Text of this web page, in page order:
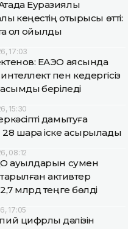
Еуразиялық
кеңестің отырысы өтті:
қол қойылды
17:03
ЕАЭО аясында
пен кедергісіз
беріледі
15:30
дамытуға
28 шара іске асырылады
08:12
ауылдарын сумен
активтер
млрд теңге бөлді
17:05
цифрлық дәлізін